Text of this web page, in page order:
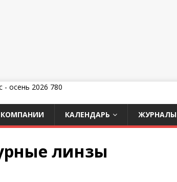
КОМПАНИИ КАЛЕНДАРЬ ЖУРНАЛЫ
линзы